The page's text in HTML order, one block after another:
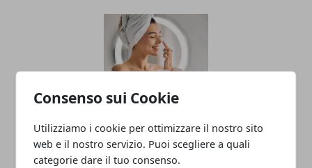
Consenso sui Cookie
Utilizziamo i cookie per ottimizzare il nostro sito
web e il nostro servizio. Puoi scegliere a quali
categorie dare il tuo consenso.
L'importanza di utilizzare cosmetici
biologici